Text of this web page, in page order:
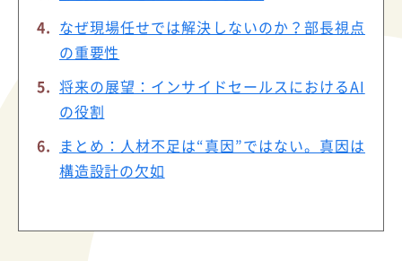
なぜ現場任せでは解決しないのか？部長視点
の重要性
将来の展望：インサイドセールスにおけるAI
の役割
まとめ：人材不足は“真因”ではない。真因は
構造設計の欠如